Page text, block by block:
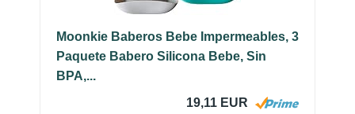
Moonkie Baberos Bebe Impermeables, 3
Paquete Babero Silicona Bebe, Sin
BPA,...
19,11 EUR